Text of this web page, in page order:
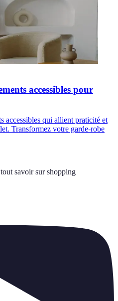
accessibles pour
accessibles qui allient praticité et
Transformez votre garde-robe
savoir sur shopping